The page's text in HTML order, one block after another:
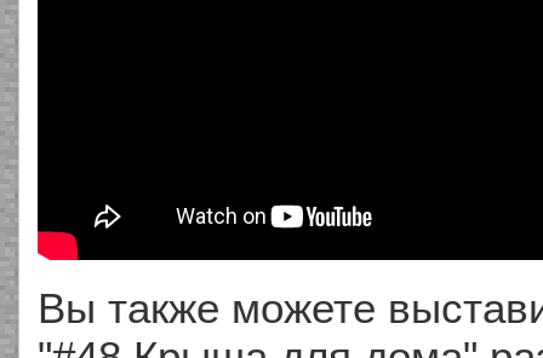
Вы также можете